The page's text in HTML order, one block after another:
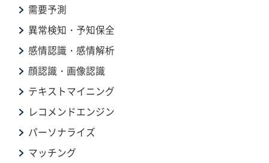
需要予測
異常検知・予知保全
感情認識・感情解析
顔認識・画像認識
テキストマイニング
レコメンドエンジン
パーソナライズ
マッチング